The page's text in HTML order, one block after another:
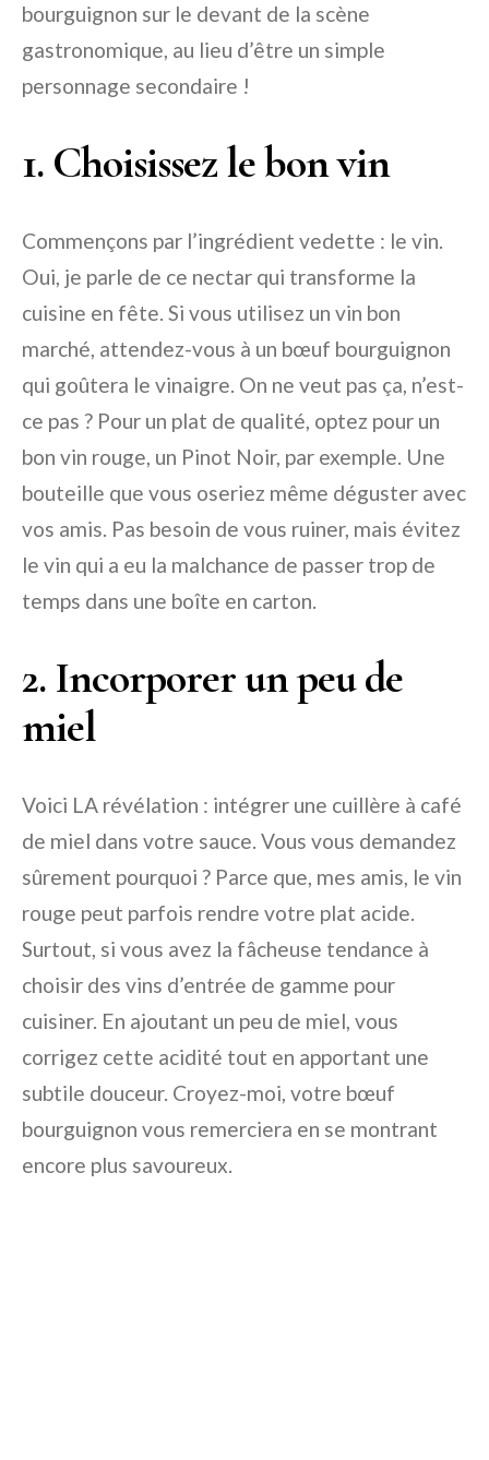
bourguignon sur le devant de la scène
gastronomique, au lieu d’être un simple
personnage secondaire !
1. Choisissez le bon vin
Commençons par l’ingrédient vedette : le vin.
Oui, je parle de ce nectar qui transforme la
cuisine en fête. Si vous utilisez un vin bon
marché, attendez-vous à un bœuf bourguignon
qui goûtera le vinaigre. On ne veut pas ça, n’est-
ce pas ? Pour un plat de qualité, optez pour un
bon vin rouge, un Pinot Noir, par exemple. Une
bouteille que vous oseriez même déguster avec
vos amis. Pas besoin de vous ruiner, mais évitez
le vin qui a eu la malchance de passer trop de
temps dans une boîte en carton.
2. Incorporer un peu de
miel
Voici LA révélation : intégrer une cuillère à café
de miel dans votre sauce. Vous vous demandez
sûrement pourquoi ? Parce que, mes amis, le vin
rouge peut parfois rendre votre plat acide.
Surtout, si vous avez la fâcheuse tendance à
choisir des vins d’entrée de gamme pour
cuisiner. En ajoutant un peu de miel, vous
corrigez cette acidité tout en apportant une
subtile douceur. Croyez-moi, votre bœuf
bourguignon vous remerciera en se montrant
encore plus savoureux.